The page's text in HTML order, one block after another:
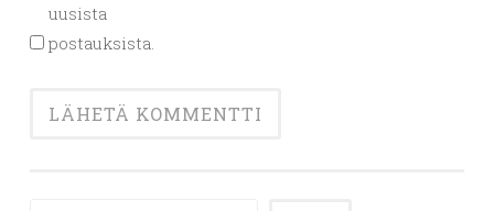
uusista
postauksista.